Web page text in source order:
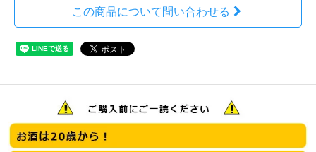
この商品について問い合わせる